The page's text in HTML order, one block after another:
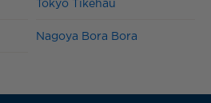
Tokyo Tikehau
Nagoya Bora Bora